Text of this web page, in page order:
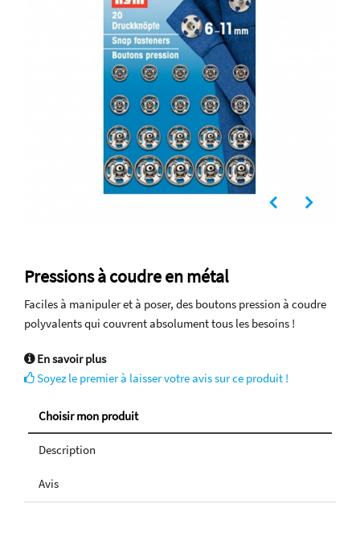
Pressions à coudre en métal
Faciles à manipuler et à poser, des boutons pression à coudre
polyvalents qui couvrent absolument tous les besoins !
En savoir plus
Soyez le premier à laisser votre avis sur ce produit !
Choisir mon produit
Description
Avis